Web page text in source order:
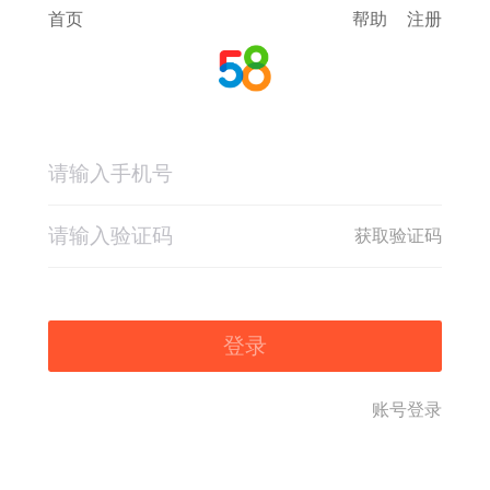
首页 帮助 注册
获取验证码
登录
账号登录